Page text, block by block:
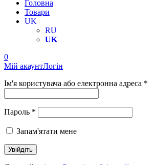
Головна
Товари
UK
RU
UK
0
Мій акаунтЛогін
Ім'я користувача або електронна адреса *
Пароль *
Запам'ятати мене